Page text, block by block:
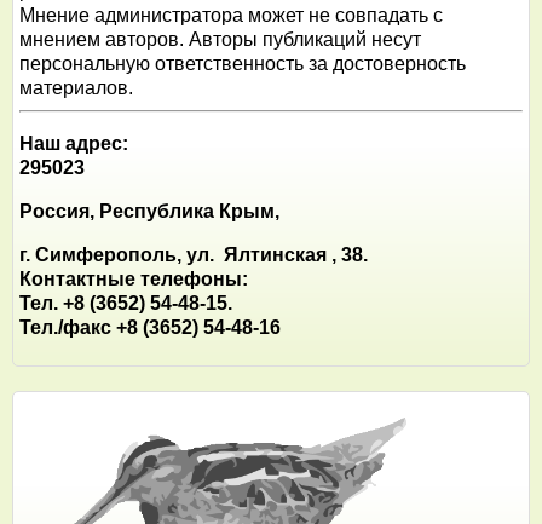
Мнение администратора может не совпадать с
мнением авторов. Авторы публикаций несут
персональную ответственность за достоверность
материалов.
Наш адрес:
295023
Россия, Республика Крым,
г. Симферополь, ул. Ялтинская , 38.
Контактные телефоны:
Тел. +8 (3652) 54-48-15.
Тел./факс +8 (3652) 54-48-16